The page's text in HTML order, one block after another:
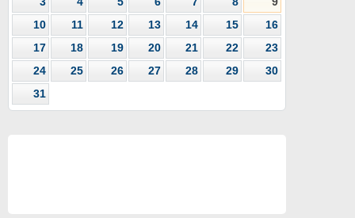
10
11 12 13 14 15
16
17
18 19 20 21 22
23
24
25 26 27 28 29
30
31